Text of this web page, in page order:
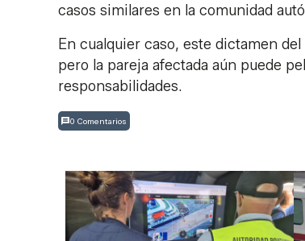
casos similares en la comunidad
En cualquier caso, este dictamen
pero la pareja afectada aún puede
responsabilidades.
0 Comentarios